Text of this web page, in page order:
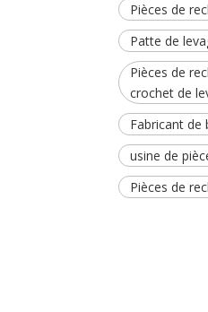
Pièces de
Patte de
Pièces de
crochet de
Fabricant de
usine de
Pièces de